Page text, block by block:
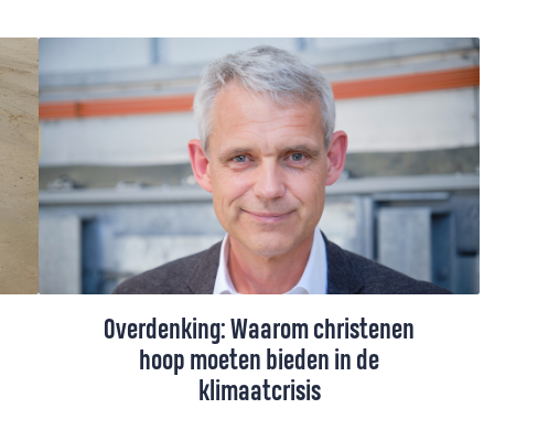
liefde’. Als we die in de praktijk brengen,
dan groeit de liefde. In relaties, in werk, in
kerk en maatschappij.
Overdenking: Waarom christenen
hoop moeten bieden in de
klimaatcrisis